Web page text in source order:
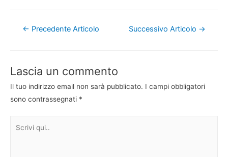
Navigazione
← Precedente Articolo Successivo Articolo →
Lascia un commento
Il tuo indirizzo email non sarà pubblicato. I campi obbligatori
sono contrassegnati *